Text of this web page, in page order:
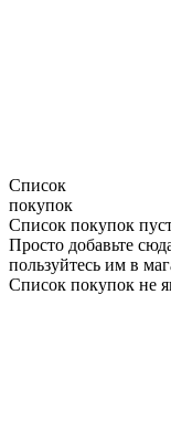
Список
покупок
Список покупок
Просто добавьте
пользуйтесь им в
Список покупок не